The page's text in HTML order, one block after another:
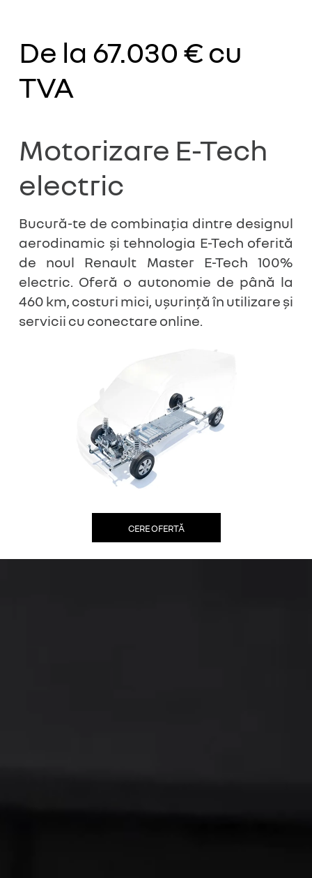
De la 67.030 € cu
TVA
Motorizare E-Tech
electric
Bucură-te de combinația dintre designul
aerodinamic și tehnologia E-Tech oferită
de noul Renault Master E-Tech 100%
electric. Oferă o autonomie de până la
460 km, costuri mici, ușurință în utilizare și
servicii cu conectare online.
CERE OFERTĂ